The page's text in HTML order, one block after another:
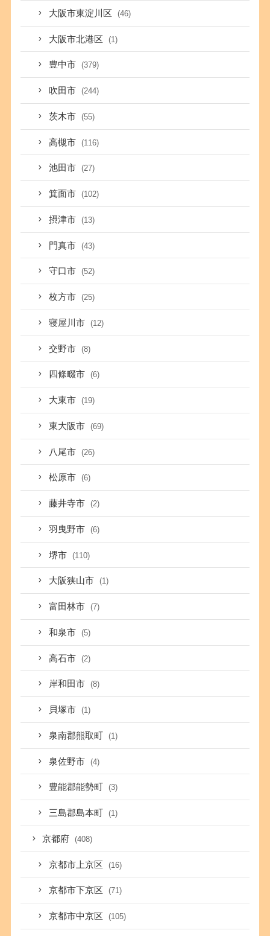
大阪市東淀川区 (46)
大阪市北港区 (1)
豊中市 (379)
吹田市 (244)
茨木市 (55)
高槻市 (116)
池田市 (27)
箕面市 (102)
摂津市 (13)
門真市 (43)
守口市 (52)
枚方市 (25)
寝屋川市 (12)
交野市 (8)
四條畷市 (6)
大東市 (19)
東大阪市 (69)
八尾市 (26)
松原市 (6)
藤井寺市 (2)
羽曳野市 (6)
堺市 (110)
大阪狭山市 (1)
富田林市 (7)
和泉市 (5)
高石市 (2)
岸和田市 (8)
貝塚市 (1)
泉南郡熊取町 (1)
泉佐野市 (4)
豊能郡能勢町 (3)
三島郡島本町 (1)
京都府 (408)
京都市上京区 (16)
京都市下京区 (71)
京都市中京区 (105)